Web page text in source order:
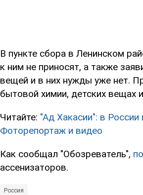
В пункте сбора в Ленинском
к ним не приносят, а также
вещей и в них нужды уже нет.
бытовой химии, детских вещах
Читайте: "Ад Хакасии": в
Фоторепортаж и видео
Как сообщал "Обозреватель",
ассенизаторов.
Россия